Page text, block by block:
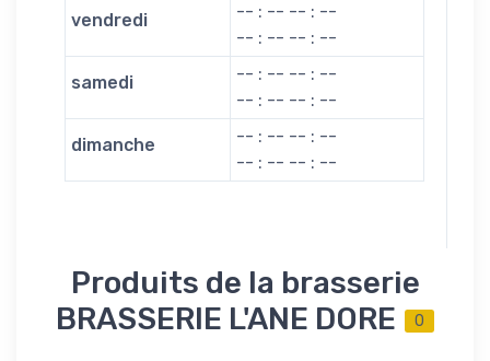
vendredi
-- : -- -- : --
-- : -- -- : --
samedi
-- : -- -- : --
-- : -- -- : --
dimanche
-- : -- -- : --
-- : -- -- : --
Produits de la brasserie
BRASSERIE L'ANE DORE
0